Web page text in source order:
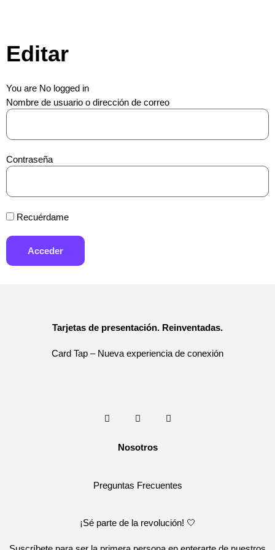
Editar
You are No logged in
Nombre de usuario o dirección de correo
Contraseña
Recuérdame
Tarjetas de presentación. Reinventadas.
Card Tap – Nueva experiencia de conexión
Nosotros
Preguntas Frecuentes
¡Sé parte de la revolución! 🤍